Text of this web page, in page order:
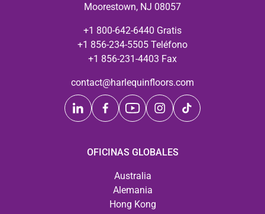
Moorestown, NJ 08057
+1 800-642-6440 Gratis
+1 856-234-5505 Teléfono
+1 856-231-4403 Fax
contact@harlequinfloors.com
OFICINAS GLOBALES
Australia
Alemania
Hong Kong